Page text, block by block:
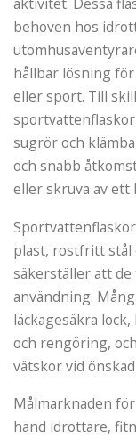
behoven hos
hållbar lösning
eller sport. Till
sugrör och
och snabb
eller skruva av ett
plast, rostfritt stål
säkerställer att
användning.
läckagesäkra
och rengöring,
vätskor vid
Målmarknaden
hand idrottare,